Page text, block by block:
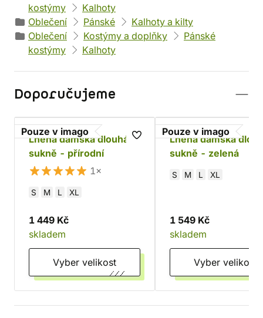
kostýmy
Kalhoty
Oblečení
Pánské
Kalhoty a kilty
Oblečení
Kostýmy a doplňky
Pánské
kostýmy
Kalhoty
Doporučujeme
Pouze v imago
Lněná dámská dlouhá
sukně - přírodní
1×
S M L XL
1 449 Kč
skladem
Vyber velikost
Pouze v imago
Lněná dámská
sukně - zelená
S M L XL
1 549 Kč
skladem
Vyber velikost